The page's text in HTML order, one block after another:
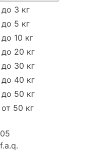
до 3 кг
до 5 кг
до 10 кг
до 20 кг
до 30 кг
до 40 кг
до 50 кг
от 50 кг
05
f.a.q.